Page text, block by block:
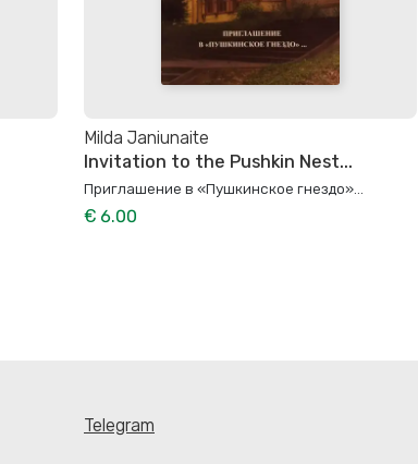
Milda Janiunaite
Invitation to the Pushkin Nest...
Приглашение в «Пушкинское гнездо»...
€ 6.00
Telegram